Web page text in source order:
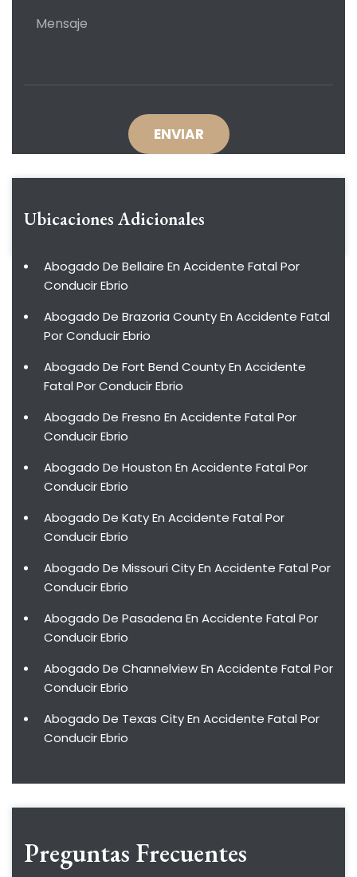
Ubicaciones Adicionales
Abogado De Bellaire En Accidente Fatal Por
Conducir Ebrio
Abogado De Brazoria County En Accidente Fatal
Por Conducir Ebrio
Abogado De Fort Bend County En Accidente
Fatal Por Conducir Ebrio
Abogado De Fresno En Accidente Fatal Por
Conducir Ebrio
Abogado De Houston En Accidente Fatal Por
Conducir Ebrio
Abogado De Katy En Accidente Fatal Por
Conducir Ebrio
Abogado De Missouri City En Accidente Fatal Por
Conducir Ebrio
Abogado De Pasadena En Accidente Fatal Por
Conducir Ebrio
Abogado De Channelview En Accidente Fatal Por
Conducir Ebrio
Abogado De Texas City En Accidente Fatal Por
Conducir Ebrio
Preguntas Frecuentes